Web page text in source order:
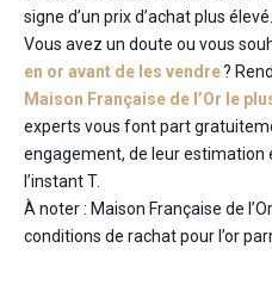
signe d’un prix d’achat plus élevé.
Vous avez un doute ou vous
en or avant de les vendre?
Maison Française de l’Or le
experts vous font part
engagement, de leur estimation
l’instant T.
À noter : Maison Française de
conditions de rachat pour l’or